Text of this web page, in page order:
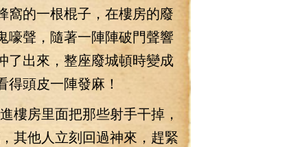
的一根棍子，在樓房的廢
嚎聲，隨著一陣陣破門聲響
了出來，整座廢城頓時變成
頭皮一陣發麻！
房里面把那些射手干掉，
其他人立刻回過神來，趕緊